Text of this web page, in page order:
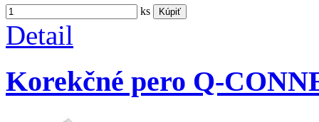
ks Kúpiť
Detail
Korekčné pero Q-